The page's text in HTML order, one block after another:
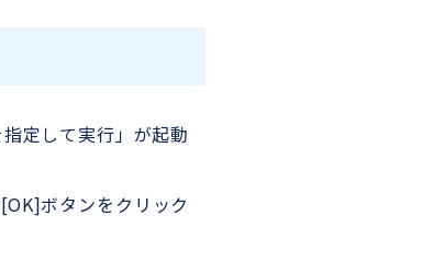
定して実行」が起動
ボタンをクリック